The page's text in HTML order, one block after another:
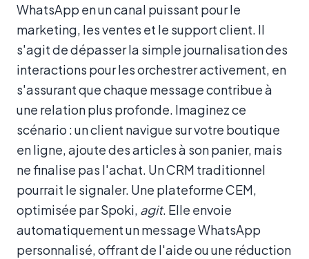
WhatsApp en un canal puissant pour le
marketing, les ventes et le support client. Il
s'agit de dépasser la simple journalisation des
interactions pour les orchestrer activement, en
s'assurant que chaque message contribue à
une relation plus profonde. Imaginez ce
scénario : un client navigue sur votre boutique
en ligne, ajoute des articles à son panier, mais
ne finalise pas l'achat. Un CRM traditionnel
pourrait le signaler. Une plateforme CEM,
optimisée par Spoki, agit. Elle envoie
automatiquement un message WhatsApp
personnalisé, offrant de l'aide ou une réduction